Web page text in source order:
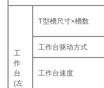
工
作
台
(左
T型槽尺寸×槽数
工作台驱动方式
工作台速度